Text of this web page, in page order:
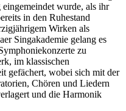
wurde, als ihr
in den Ruhestand
Wirken als
Singakademie gelang es
zu
im klassischen
gefächert, wobei sich mit der
Chören und Liedern
und die Harmonik